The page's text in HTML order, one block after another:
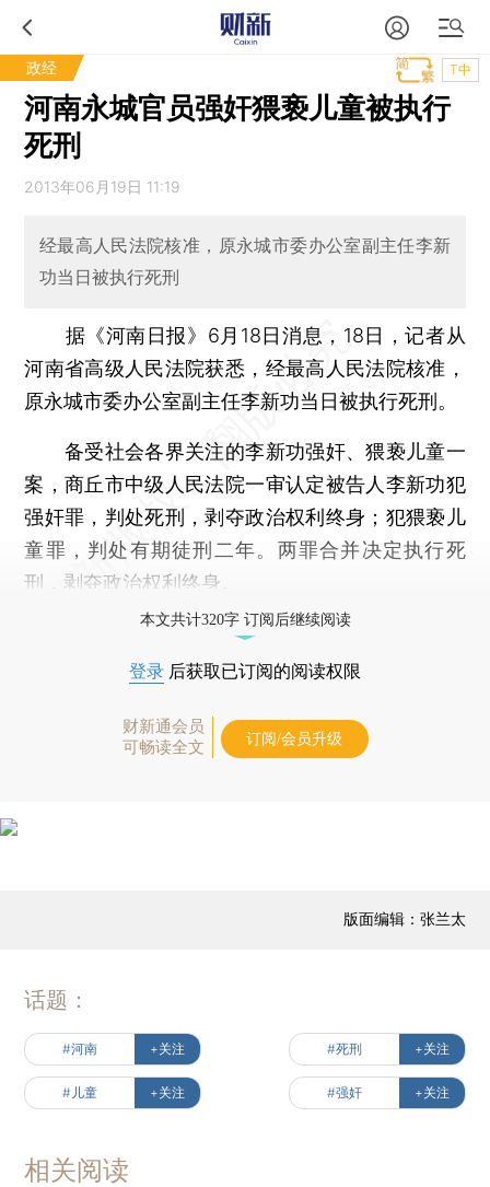
政经 T中
河南永城官员强奸猥亵儿童被执行
死刑
2013年06月19日 11:19
经最高人民法院核准，原永城市委办公室副主任李新
功当日被执行死刑
据《河南日报》6月18日消息，18日，记者从
河南省高级人民法院获悉，经最高人民法院核准，
原永城市委办公室副主任李新功当日被执行死刑。
备受社会各界关注的李新功强奸、猥亵儿童一
案，商丘市中级人民法院一审认定被告人李新功犯
强奸罪，判处死刑，剥夺政治权利终身；犯猥亵儿
童罪，判处有期徒刑二年。两罪合并决定执行死
刑，剥夺政治权利终身。
本文共计320字 订阅后继续阅读
登录 后获取已订阅的阅读权限
财新通会员
可畅读全文
订阅/会员升级
版面编辑：张兰太
话题：
#河南 +关注 #死刑 +关注
#儿童 +关注 #强奸 +关注
相关阅读